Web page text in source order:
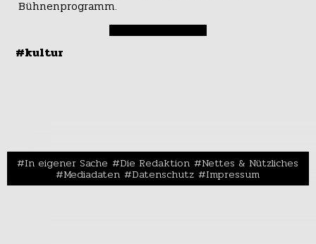
Bühnenprogramm.
#kultur
In eigener Sache Die Redaktion Nettes & Nützliches
Mediadaten Datenschutz Impressum